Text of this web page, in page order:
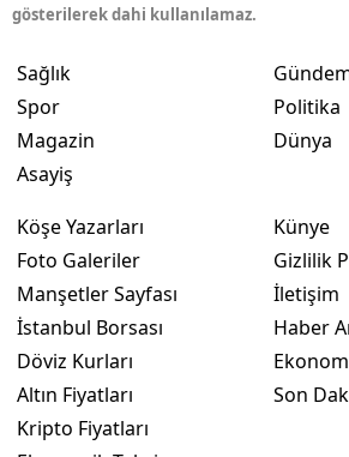
gösterilerek dahi kullanılamaz.
Sağlık
Spor
Magazin
Asayiş
Politika
Dünya
Köşe Yazarları
Foto Galeriler
Manşetler Sayfası
İstanbul Borsası
Döviz Kurları
Altın Fiyatları
Kripto Fiyatları
Künye
Gizlilik
İletişim
Haber
Son